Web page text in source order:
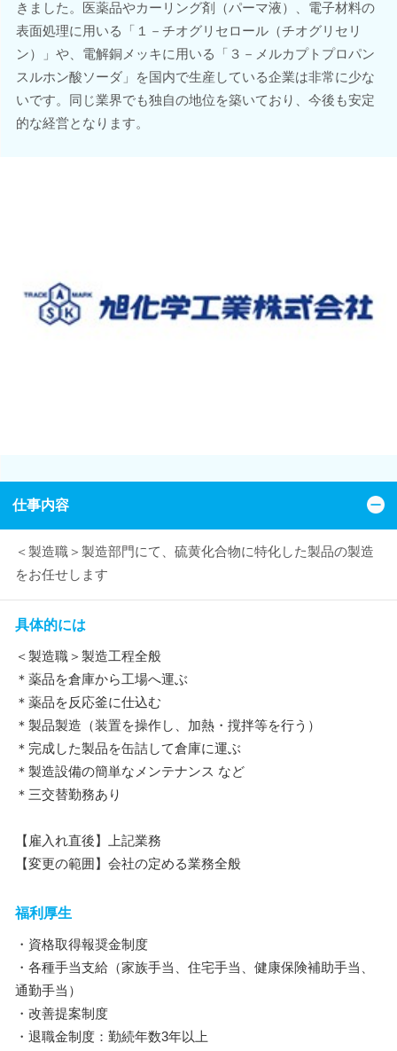
きました。医薬品やカーリング剤（パーマ液）、電子材料の
表面処理に用いる「１－チオグリセロール（チオグリセリ
ン）」や、電解銅メッキに用いる「３－メルカプトプロパン
スルホン酸ソーダ」を国内で生産している企業は非常に少な
いです。同じ業界でも独自の地位を築いており、今後も安定
的な経営となります。
仕事内容
＜製造職＞製造部門にて、硫黄化合物に特化した製品の製造
をお任せします
具体的には
＜製造職＞製造工程全般
＊薬品を倉庫から工場へ運ぶ
＊薬品を反応釜に仕込む
＊製品製造（装置を操作し、加熱・撹拌等を行う）
＊完成した製品を缶詰して倉庫に運ぶ
＊製造設備の簡単なメンテナンス など
＊三交替勤務あり
【雇入れ直後】上記業務
【変更の範囲】会社の定める業務全般
福利厚生
・資格取得報奨金制度
・各種手当支給（家族手当、住宅手当、健康保険補助手当、
通勤手当）
・改善提案制度
・退職金制度：勤続年数3年以上